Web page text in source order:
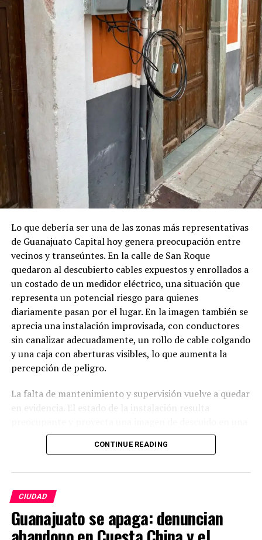
Lo que debería ser una de las zonas más representativas
de Guanajuato Capital hoy genera preocupación entre
vecinos y transeúntes. En la calle de San Roque
quedaron al descubierto cables expuestos y enrollados a
un costado de un medidor eléctrico, una situación que
representa un potencial riesgo para quienes
diariamente pasan por el lugar. En la imagen también se
aprecia una instalación improvisada, con conductores
sin canalizar adecuadamente, un rollo de cable colgando
y una caja con aberturas visibles, lo que aumenta la
percepción de peligro.
La falta de mantenimiento y supervisión vuelve a quedar
en evidencia. El estado de la instalación resulta
zona con constante tránsito peatonal. Ciudadanos
cuestionan cómo es posible que este tipo de situaciones
Habitantes hacen un llamado urgente a las autoridades
correspondientes y a la empresa responsable de la
infraestructura para que inspeccionen y corrijan la
CONTINUE READING
CIUDAD
Guanajuato se apaga: denuncian